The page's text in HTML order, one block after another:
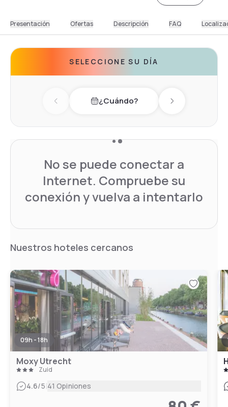
Presentación Ofertas Descripción FAQ
SELECCIONE SU DÍA
Previous day¿Cuándo? Next day
No se puede conectar a
Internet. Compruebe su
conexión y vuelva a intentarlo
Nuestros hoteles cercanos
09h - 18h
Moxy Utrecht
Zuid
4.6/5|41 Opiniones